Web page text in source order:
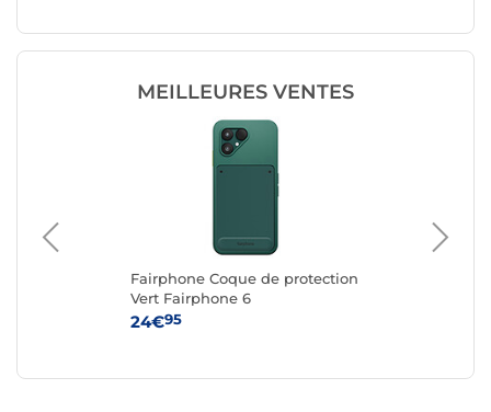
MEILLEURES VENTES
Fairphone Coque de protection
Vert Fairphone 6
24€95